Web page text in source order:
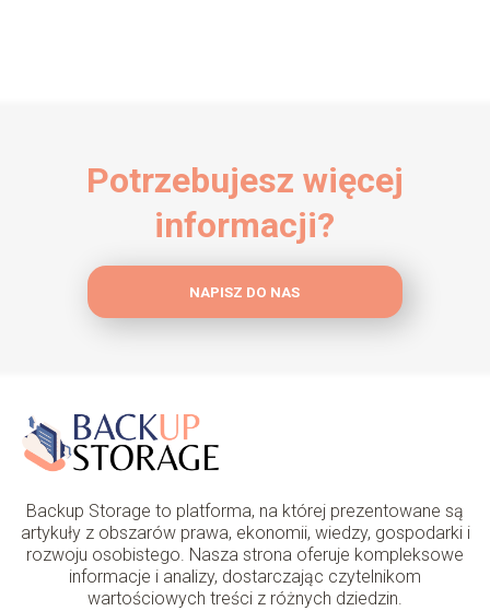
Potrzebujesz więcej
informacji?
NAPISZ DO NAS
Backup Storage to platforma, na której prezentowane są
artykuły z obszarów prawa, ekonomii, wiedzy, gospodarki i
rozwoju osobistego. Nasza strona oferuje kompleksowe
informacje i analizy, dostarczając czytelnikom
wartościowych treści z różnych dziedzin.